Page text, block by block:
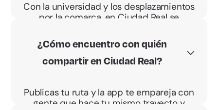
Con la universidad y los desplazamientos
por la comarca, en Ciudad Real se
gasto y, si conduces, ganas con el BBono
Energético.
¿Cómo encuentro con quién
compartir en Ciudad Real?
Publicas tu ruta y la app te empareja con
gente que hace tu mismo trayecto y